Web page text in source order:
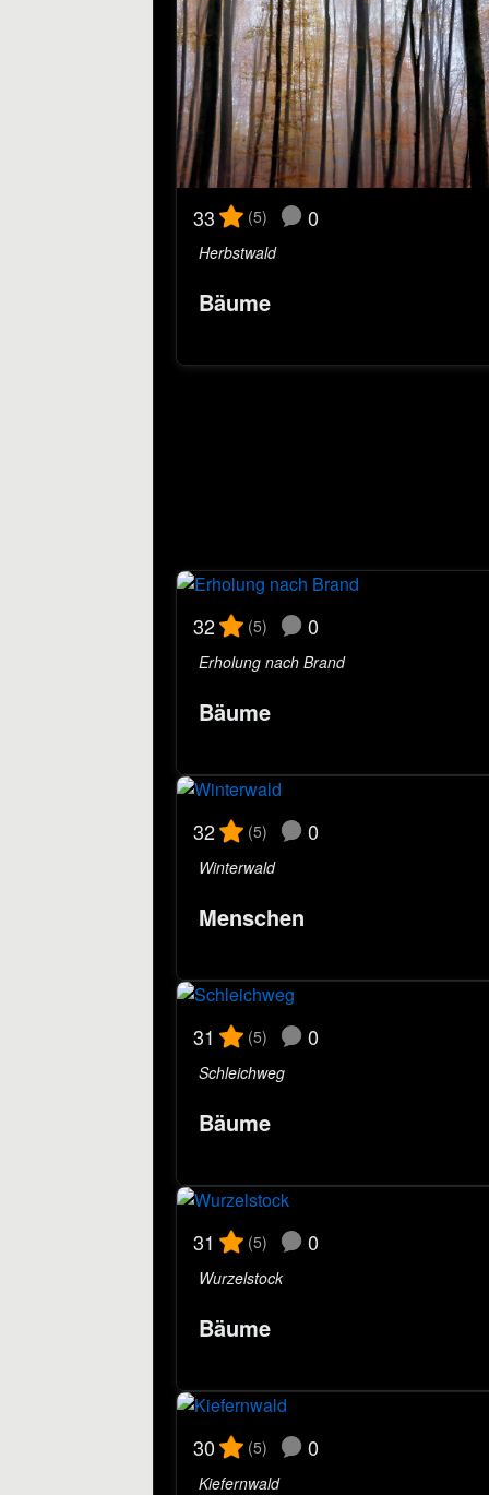
33 (5) 0
Herbstwald
Bäume
32 (5) 0
Erholung nach Brand
Bäume
32 (5) 0
Winterwald
Menschen
31 (5) 0
Schleichweg
Bäume
31 (5) 0
Wurzelstock
Bäume
30 (5) 0
Kiefernwald